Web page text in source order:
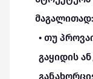
მაგალითად:
• თუ
გაყიდის